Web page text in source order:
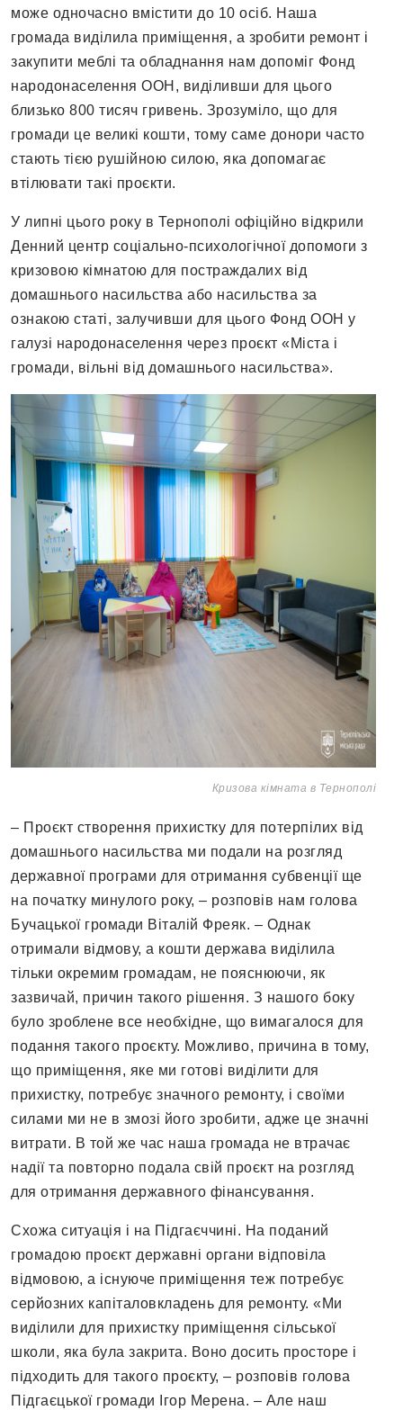
може одночасно вмістити до 10 осіб. Наша
громада виділила приміщення, а зробити ремонт і
закупити меблі та обладнання нам допоміг Фонд
народонаселення ООН, виділивши для цього
близько 800 тисяч гривень. Зрозуміло, що для
громади це великі кошти, тому саме донори часто
стають тією рушійною силою, яка допомагає
втілювати такі проєкти.
У липні цього року в Тернополі офіційно відкрили
Денний центр соціально-психологічної допомоги з
кризовою кімнатою для постраждалих від
домашнього насильства або насильства за
ознакою статі, залучивши для цього Фонд ООН у
галузі народонаселення через проєкт «Міста і
громади, вільні від домашнього насильства».
Кризова кімната в Тернополі
– Проєкт створення прихистку для потерпілих від
домашнього насильства ми подали на розгляд
державної програми для отримання субвенції ще
на початку минулого року, – розповів нам голова
Бучацької громади Віталій Фреяк. – Однак
отримали відмову, а кошти держава виділила
тільки окремим громадам, не пояснюючи, як
зазвичай, причин такого рішення. З нашого боку
було зроблене все необхідне, що вимагалося для
подання такого проєкту. Можливо, причина в тому,
що приміщення, яке ми готові виділити для
прихистку, потребує значного ремонту, і своїми
силами ми не в змозі його зробити, адже це значні
витрати. В той же час наша громада не втрачає
надії та повторно подала свій проєкт на розгляд
для отримання державного фінансування.
Схожа ситуація і на Підгаєччині. На поданий
громадою проєкт державні органи відповіла
відмовою, а існуюче приміщення теж потребує
серйозних капіталовкладень для ремонту. «Ми
виділили для прихистку приміщення сільської
школи, яка була закрита. Воно досить просторе і
підходить для такого проєкту, – розповів голова
Підгаєцької громади Ігор Мерена. – Але наш